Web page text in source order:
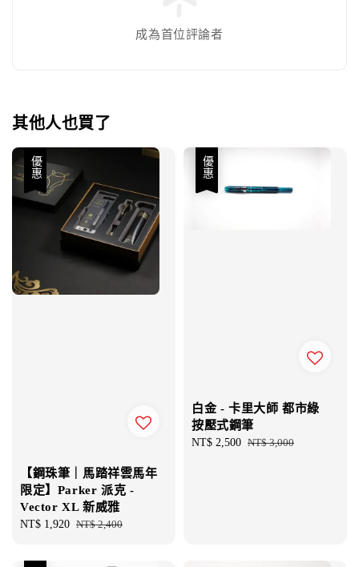
成為首位評論者
其他人也買了
優惠
【鋼珠筆｜馬踏祥雲馬年
限定】Parker 派克 -
Vector XL 新威雅
Sale
NT$ 1,920 Regular
NT$ 2,400
優惠
白金 - 卡里大師 都市綠
按壓式鋼筆
Sale
NT$ 2,500 Regular
NT$ 3,000